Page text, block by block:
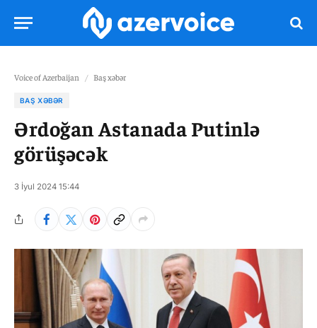
Voice of Azerbaijan / Baş xəbər
BAŞ XƏBƏR
Ərdoğan Astanada Putinlə
görüşəcək
3 İyul 2024 15:44